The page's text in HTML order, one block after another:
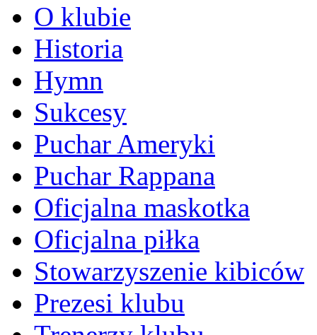
O klubie
Historia
Hymn
Sukcesy
Puchar Ameryki
Puchar Rappana
Oficjalna maskotka
Oficjalna piłka
Stowarzyszenie kibiców
Prezesi klubu